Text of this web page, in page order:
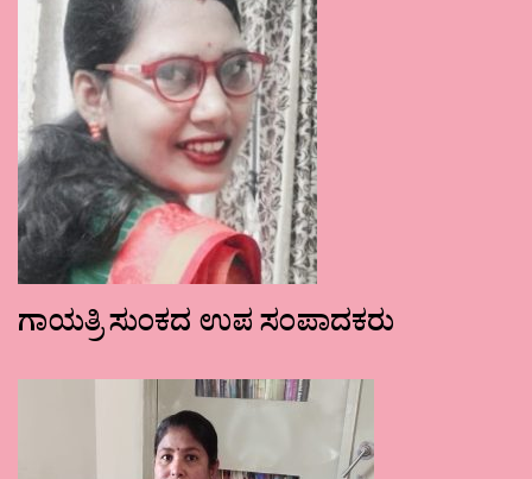
ಗಾಯತ್ರಿ ಸುಂಕದ ಉಪ ಸಂಪಾದಕರು